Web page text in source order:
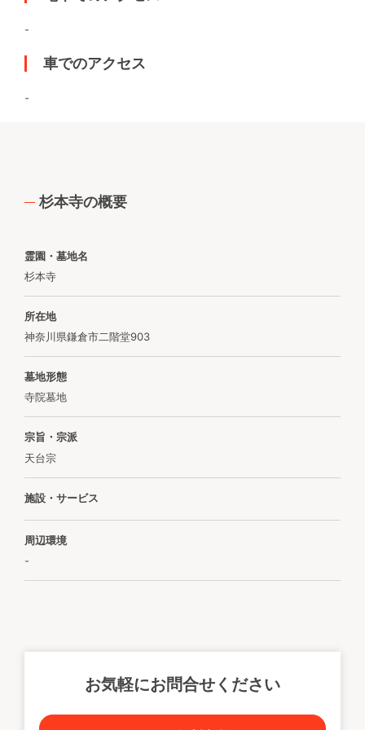
-
車でのアクセス
-
杉本寺の概要
霊園・墓地名
杉本寺
所在地
神奈川県鎌倉市二階堂903
墓地形態
寺院墓地
宗旨・宗派
天台宗
施設・サービス
周辺環境
-
お気軽にお問合せください